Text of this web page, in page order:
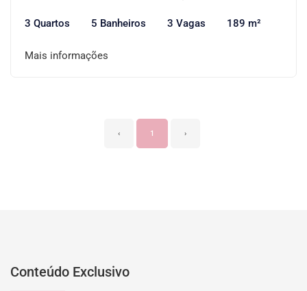
3 Quartos 5 Banheiros 3 Vagas 189 m²
Mais informações
‹ 1 ›
Conteúdo Exclusivo